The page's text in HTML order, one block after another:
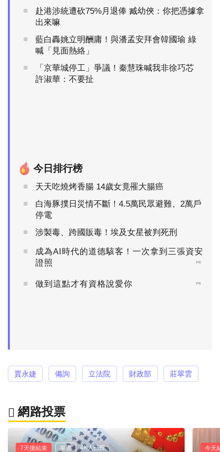
赴港涉統遭砍75%月退俸 臧幼俠：你把憑據拿
出來嘛
藍白轟姚立明酬庸！與潘孟安拜會韓國瑜 綠
喊「見面熱絡」
「京華城停工」爭議！秦慧珠喊我非徐巧芯
許淑華：不要扯
今日排行榜
天天吃燒烤香腸 14歲女竟罹大腸癌
白海豚撲日災情不斷！4.5萬民眾避難、2萬戶
停電
涉製毒、跨國販毒！埃及女星被判死刑
成為AI時代的道德駭客！一次拿到三張資安
證照
PR
做到這點才有資格說愛你 PR
賈永婕 備詢 立法院 財政部 莊翠雲
網路投票
7天後結束 單選 4K人已投 今天